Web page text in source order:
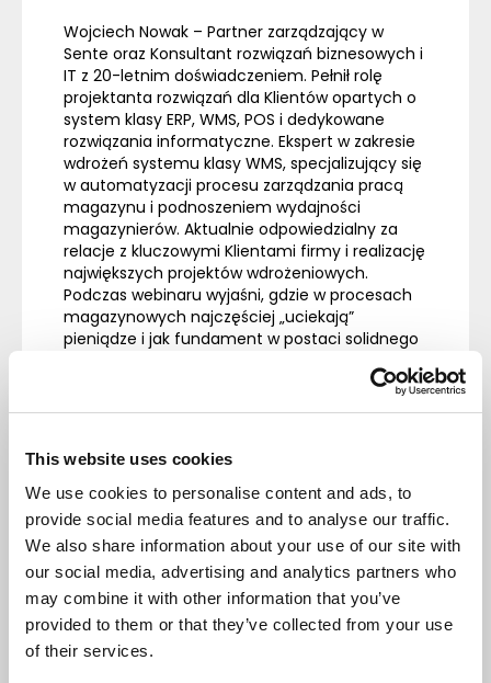
This website uses cookies
We use cookies to personalise content and ads, to
provide social media features and to analyse our traffic.
We also share information about your use of our site with
our social media, advertising and analytics partners who
may combine it with other information that you’ve
provided to them or that they’ve collected from your use
of their services.
Wojciech Nowak – Partner zarządzający w
Sente oraz Konsultant rozwiązań biznesowych i
IT z 20-letnim doświadczeniem. Pełnił rolę
projektanta rozwiązań dla Klientów opartych o
system klasy ERP, WMS, POS i dedykowane
rozwiązania informatyczne. Ekspert w zakresie
wdrożeń systemu klasy WMS, specjalizujący się
w automatyzacji procesu zarządzania pracą
magazynu i podnoszeniem wydajności
magazynierów. Aktualnie odpowiedzialny za
relacje z kluczowymi Klientami firmy i realizację
największych projektów wdrożeniowych.
Podczas webinaru wyjaśni, gdzie w procesach
magazynowych najczęściej „uciekają”
pieniądze i jak fundament w postaci solidnego
Pokaże, jak przestać zarządzać przez „gaszenie
dostarcza natychmiast.
Dla kogo jest to
spotkanie?
Dla właścicieli firm, dyrektorów logistyki i
kierowników magazynu, którzy:
chcą szybciej podejmować decyzje w
oparciu o dane z operacji, a nie